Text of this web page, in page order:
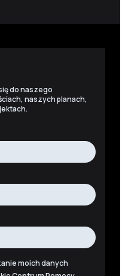
do naszego
naszych planach,
moich danych